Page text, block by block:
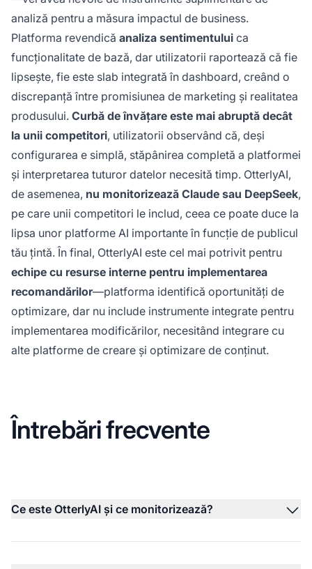
analiză pentru a măsura impactul de business.
Platforma revendică analiza sentimentului ca
funcționalitate de bază, dar utilizatorii raportează că fie
lipsește, fie este slab integrată în dashboard, creând o
discrepanță între promisiunea de marketing și realitatea
produsului. Curbă de învățare este mai abruptă decât
la unii competitori, utilizatorii observând că, deși
configurarea e simplă, stăpânirea completă a platformei
și interpretarea tuturor datelor necesită timp. OtterlyAI,
de asemenea, nu monitorizează Claude sau DeepSeek,
pe care unii competitori le includ, ceea ce poate duce la
lipsa unor platforme AI importante în funcție de publicul
tău țintă. În final, OtterlyAI este cel mai potrivit pentru
echipe cu resurse interne pentru implementarea
recomandărilor—platforma identifică oportunități de
optimizare, dar nu include instrumente integrate pentru
implementarea modificărilor, necesitând integrare cu
alte platforme de creare și optimizare de conținut.
Întrebări frecvente
Ce este OtterlyAI și ce monitorizează?